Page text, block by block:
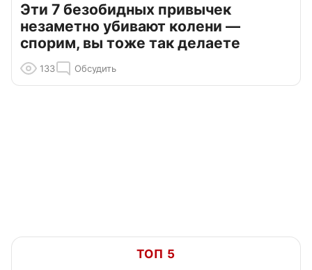
Эти 7 безобидных привычек
незаметно убивают колени —
спорим, вы тоже так делаете
133 Обсудить
ТОП 5